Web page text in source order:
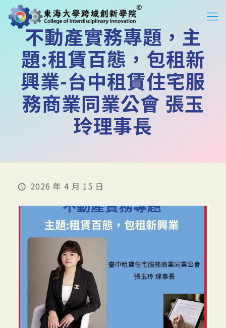
不動產實務專題，主
題:租賃百態，包租新
興業-台中租賃住宅服
務商業同業公會 張玉
玲理事長
2026 年 4 月 15 日